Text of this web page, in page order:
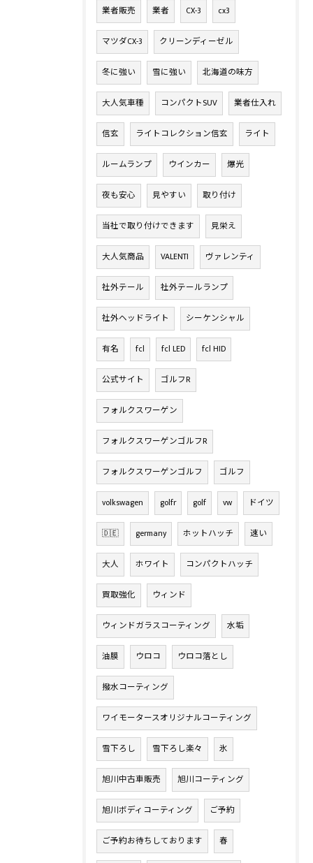
業者販売 業者 CX-3 cx3
マツダCX-3 クリーンディーゼル
冬に強い 雪に強い 北海道の味方
大人気車種 コンパクトSUV 業者仕入れ
信玄 ライトコレクション信玄 ライト
ルームランプ ウインカー 爆光
夜も安心 見やすい 取り付け
当社で取り付けできます 見栄え
大人気商品 VALENTI ヴァレンティ
社外テール 社外テールランプ
社外ヘッドライト シーケンシャル
有名 fcl fcl LED fcl HID
公式サイト ゴルフR
フォルクスワーゲン
フォルクスワーゲンゴルフR
フォルクスワーゲンゴルフ ゴルフ
volkswagen golfr golf vw ドイツ
🇩🇪 germany ホットハッチ 速い
大人 ホワイト コンパクトハッチ
買取強化 ウィンド
ウィンドガラスコーティング 水垢
油膜 ウロコ ウロコ落とし
撥水コーティング
ワイモータースオリジナルコーティング
雪下ろし 雪下ろし楽々 氷
旭川中古車販売 旭川コーティング
旭川ボディコーティング ご予約
ご予約お待ちしております 春